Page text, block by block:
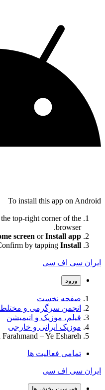
To install this app on Android
top-right corner of the
browser.
screen orInstall app
by tapping Install
ایران سی اف سی
ورود
صفحه نخست
انجمن سرگرمی و مختلط
فیلم، موزیک و انیمیشن
موزیک ایرانی و خارجی
– Ye Eshareh
تمامی فعالیت ها
ایران سی اف سی